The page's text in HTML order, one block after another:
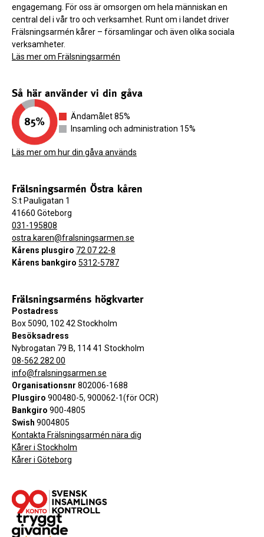
engagemang. För oss är omsorgen om hela människan en
central del i vår tro och verksamhet. Runt om i landet driver
Frälsningsarmén kårer – församlingar och även olika sociala
verksamheter.
Läs mer om Frälsningsarmén
Så här använder vi din gåva
Ändamålet 85%
Insamling och administration 15%
Läs mer om hur din gåva används
Frälsningsarmén Östra kåren
S:t Pauligatan 1
41660 Göteborg
031-195808
ostra.karen@fralsningsarmen.se
Kårens plusgiro 72 07 22-8
Kårens bankgiro 5312-5787
Frälsningsarméns högkvarter
Postadress
Box 5090, 102 42 Stockholm
Besöksadress
Nybrogatan 79 B, 114 41 Stockholm
08-562 282 00
info@fralsningsarmen.se
Organisationsnr 802006-1688
Plusgiro 900480-5, 900062-1(för OCR)
Bankgiro 900-4805
Swish 9004805
Kontakta Frälsningsarmén nära dig
Kårer i Stockholm
Kårer i Göteborg